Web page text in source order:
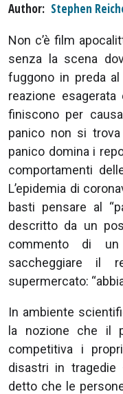
Author Stephen
Non c’è film
senza la scena
fuggono in preda
reazione
finiscono per
panico non si
panico domina i
comportamenti
L’epidemia di
basti pensare al
descritto da un
commento di
saccheggiare il
supermercato:
In ambiente
la nozione che il
competitiva i
disastri in
detto che le